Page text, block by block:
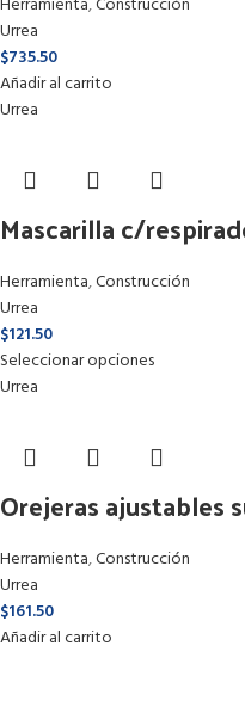
Urrea
$735.50
Añadir al carrito
Urrea
Mascarilla c/
Herramienta,Construcción
Urrea
$121.50
Seleccionar opciones
Urrea
Orejeras ajustables
Herramienta,Construcción
Urrea
$161.50
Añadir al carrito